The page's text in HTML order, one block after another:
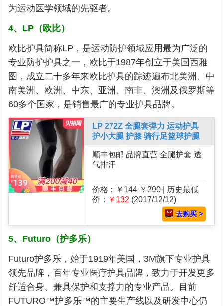
为运动医学领域的先驱者。
4、LP（欧比）
欧比护具简称LP，是运动防护领域应用最为广泛的
专业防护护具之一，欧比于1987年创立于美国西雅
图，成立二十多年来欧比护具的踪迹遍布北美洲、中
南美洲、欧洲、中东、亚洲、南非、澳洲及俄罗斯等
60多个国家，是销售最广的专业护具品牌。
LP 272Z 全腿套弹力 运动护具
护小大腿 护膝 骑行足篮球护腿
顺丰包邮 品牌直营 全腿护套 透
气排汗
价格：￥144 ￥200 | 历史最低
价：
￥132 (2017/12/12)
去购买 >
5、Futuro（护多乐）
Futuro护多乐，始于1919年美国，3M旗下专业护具
领先品牌，百年专业医疗护具品牌，致力于开发更多
舒适合身、兼具保护和支撑力的专业产品。目前
FUTURO™护多乐™的主要生产线以及研发中心仍